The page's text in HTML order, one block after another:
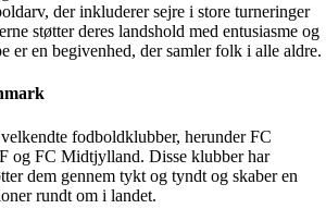
der inkluderer sejre i store turneringer
støtter deres landshold med entusiasme og
er en begivenhed, der samler folk i alle aldre.
fodboldklubber, herunder FC
og FC Midtjylland. Disse klubber har
dem gennem tykt og tyndt og skaber en
rundt om i landet.